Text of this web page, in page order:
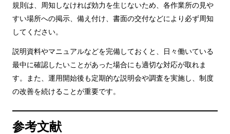
規則は、周知しなければ効力を生じないため、各作業所の見や
すい場所への掲示、備え付け、書面の交付などにより必ず周知
してください。
説明資料やマニュアルなどを完備しておくと、日々働いている
最中に確認したいことがあった場合にも適切な対応が取れま
す。また、運用開始後も定期的な説明会や調査を実施し、制度
の改善を続けることが重要です。
参考文献